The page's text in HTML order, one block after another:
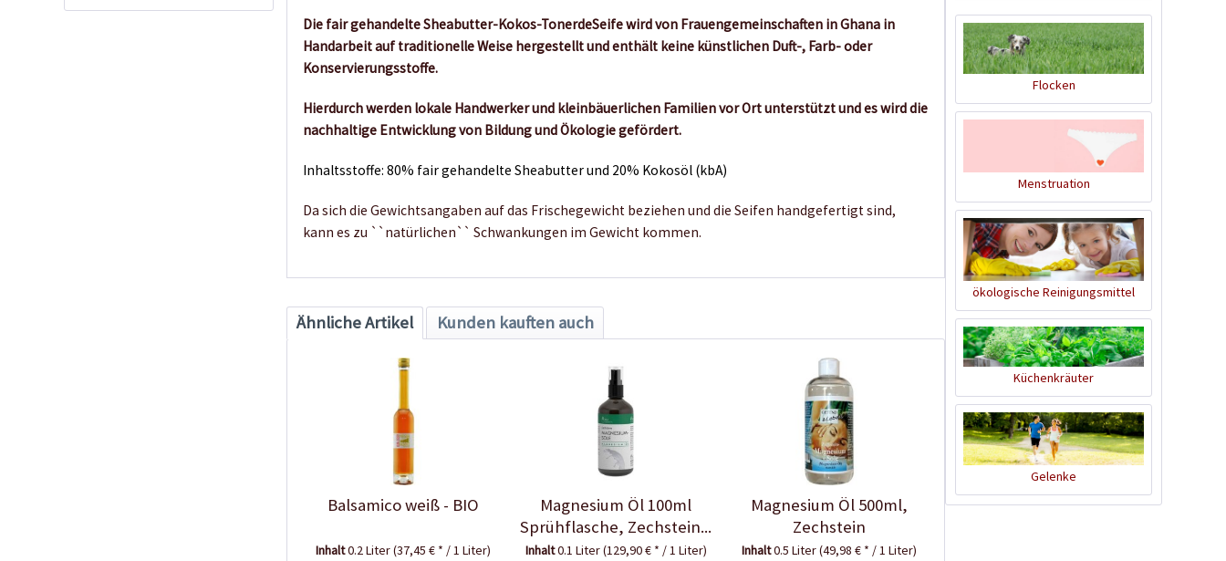
Die fair gehandelte Sheabutter-Kokos-TonerdeSeife wird von Frauengemeinschaften in Ghana in
Handarbeit auf traditionelle Weise hergestellt und enthält keine künstlichen Duft-, Farb- oder
Konservierungsstoffe.
Hierdurch werden lokale Handwerker und kleinbäuerlichen Familien vor Ort unterstützt und es wird die
nachhaltige Entwicklung von Bildung und Ökologie gefördert.
Inhaltsstoffe: 80% fair gehandelte Sheabutter und 20% Kokosöl (kbA)
Da sich die Gewichtsangaben auf das Frischegewicht beziehen und die Seifen handgefertigt sind,
kann es zu ``natürlichen`` Schwankungen im Gewicht kommen.
Ähnliche Artikel Kunden kauften auch
Balsamico weiß - BIO
Inhalt0.2 Liter(37,45 € * / 1 Liter)
Magnesium Öl 100ml
Sprühflasche, Zechstein...
Inhalt0.1 Liter(129,90 € * / 1 Liter)
Magnesium Öl 500ml,
Zechstein
Magnesiumchlorid
Inhalt0.5 Liter(49,98 € * / 1 Liter)
SWAK Miswak Sticks,
natürliche
Zahnpflege
Inhalt1 Stück
2,99 € *
Jetzt bestellen
Palmkernöl -
Naturseife, 100g
Inhalt0.1 Kilogramm(129,90 € * / 1 Kilogramm)
Flocken
Menstruation
ökologische Reinigungsmittel
Küchenkräuter
Gelenke